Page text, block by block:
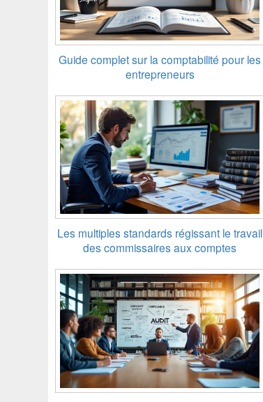
Guide complet sur la comptabilité pour les
entrepreneurs
Les multiples standards régissant le travail
des commissaires aux comptes